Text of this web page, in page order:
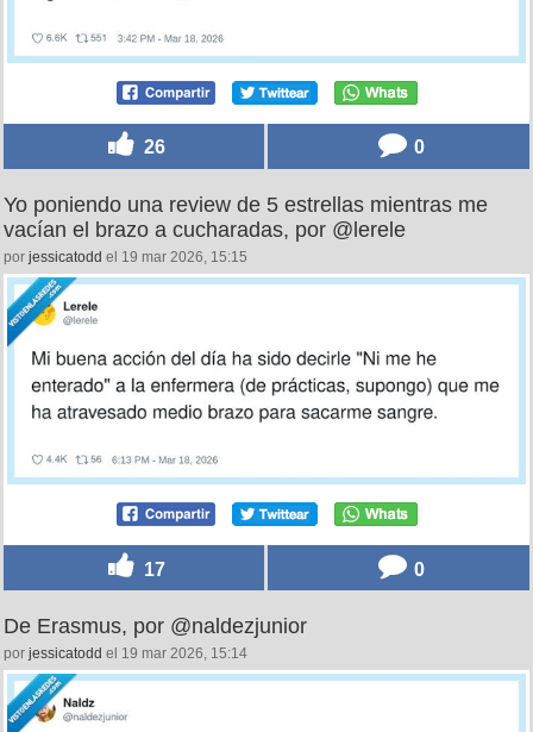
26 0
Yo poniendo una review de 5 estrellas mientras me
vacían el brazo a cucharadas, por @lerele
por jessicatodd el 19 mar 2026, 15:15
17 0
De Erasmus, por @naldezjunior
por jessicatodd el 19 mar 2026, 15:14